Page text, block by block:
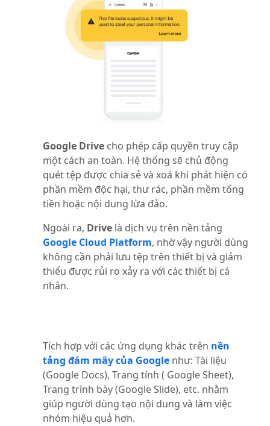
Google Drive cho phép cấp quyền truy cập
một cách an toàn. Hệ thống sẽ chủ động
quét tệp được chia sẻ và xoá khi phát hiện có
phần mềm độc hại, thư rác, phần mềm tống
tiền hoặc nội dung lừa đảo.
Ngoài ra, Drive là dịch vụ trên nền tảng
Google Cloud Platform, nhờ vậy người dùng
không cần phải lưu tệp trên thiết bị và giảm
thiểu được rủi ro xảy ra với các thiết bị cá
nhân.
Tích hợp với các ứng dụng khác trên nền
tảng đám mây của Google như: Tài liệu
(Google Docs), Trang tính ( Google Sheet),
Trang trình bày (Google Slide), etc. nhằm
giúp người dùng tạo nội dung và làm việc
nhóm hiệu quả hơn.